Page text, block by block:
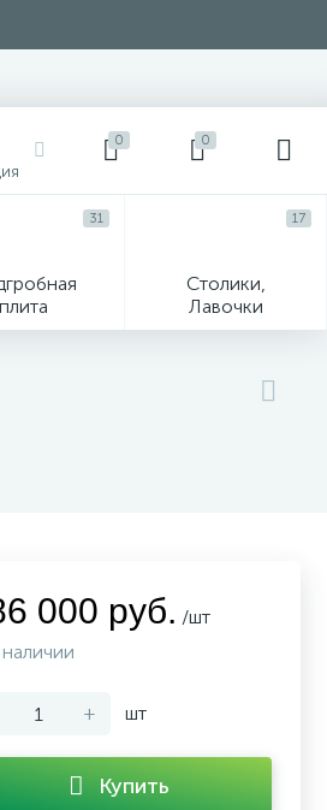
0 0
плита
31
Столики,
Лавочки
17
000 руб. /шт
+ шт
Купить